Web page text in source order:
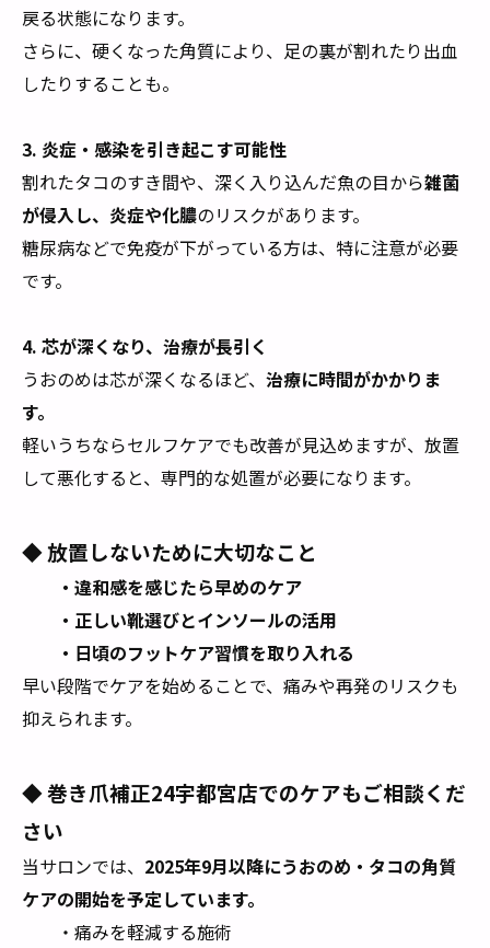
戻る状態になります。
さらに、硬くなった角質により、足の裏が割れたり出血
したりすることも。
3. 炎症・感染を引き起こす可能性
割れたタコのすき間や、深く入り込んだ魚の目から雑菌
が侵入し、炎症や化膿のリスクがあります。
糖尿病などで免疫が下がっている方は、特に注意が必要
です。
4. 芯が深くなり、治療が長引く
うおのめは芯が深くなるほど、 治療に時間がかかりま
す。
軽いうちならセルフケアでも改善が見込めますが、放置
して悪化すると、専門的な処置が必要になります。
◆ 放置しないために大切なこと
・違和感を感じたら早めのケア
・正しい靴選びとインソールの活用
・日頃のフットケア習慣を取り入れる
早い段階でケアを始めることで、痛みや再発のリスクも
抑えられます。
◆ 巻き爪補正24宇都宮店でのケアもご相談くだ
さい
当サロンでは、 2025年9月以降にうおのめ・タコの角質
ケアの開始を予定しています。
・痛みを軽減する施術